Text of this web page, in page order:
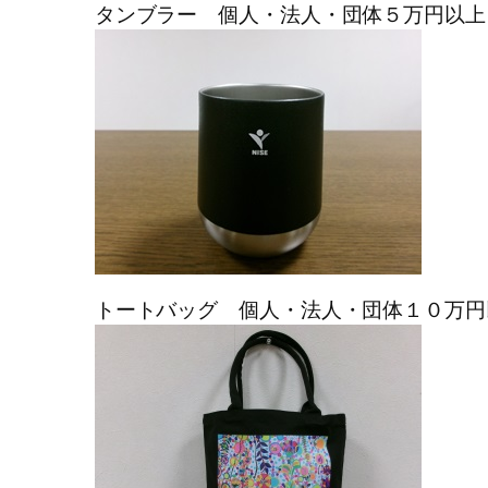
タンブラー 個人・法人・団体５万円以上
トートバッグ 個人・法人・団体１０万